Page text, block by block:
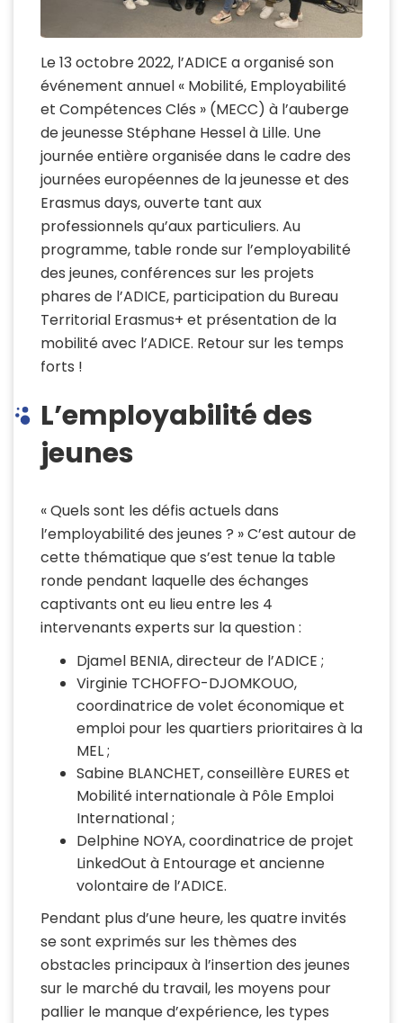
Le 13 octobre 2022, l’ADICE a organisé son
événement annuel « Mobilité, Employabilité
et Compétences Clés » (MECC) à l’auberge
de jeunesse Stéphane Hessel à Lille. Une
journée entière organisée dans le cadre des
journées européennes de la jeunesse et des
Erasmus days, ouverte tant aux
professionnels qu’aux particuliers. Au
programme, table ronde sur l’employabilité
des jeunes, conférences sur les projets
phares de l’ADICE, participation du Bureau
Territorial Erasmus+ et présentation de la
mobilité avec l’ADICE. Retour sur les temps
forts !
L’employabilité des
jeunes
« Quels sont les défis actuels dans
l’employabilité des jeunes ? » C’est autour de
cette thématique que s’est tenue la table
ronde pendant laquelle des échanges
captivants ont eu lieu entre les 4
intervenants experts sur la question :
Djamel BENIA, directeur de l’ADICE ;
Virginie TCHOFFO-DJOMKOUO,
coordinatrice de volet économique et
emploi pour les quartiers prioritaires à la
MEL ;
Sabine BLANCHET, conseillère EURES et
Mobilité internationale à Pôle Emploi
International ;
Delphine NOYA, coordinatrice de projet
LinkedOut à Entourage et ancienne
volontaire de l’ADICE.
Pendant plus d’une heure, les quatre invités
se sont exprimés sur les thèmes des
obstacles principaux à l’insertion des jeunes
sur le marché du travail, les moyens pour
pallier le manque d’expérience, les types